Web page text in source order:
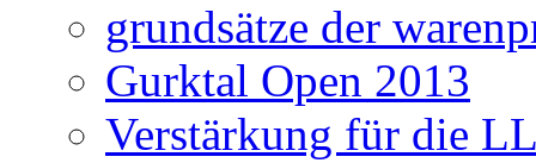
grundsätze der
Gurktal Open 2013
Verstärkung für die